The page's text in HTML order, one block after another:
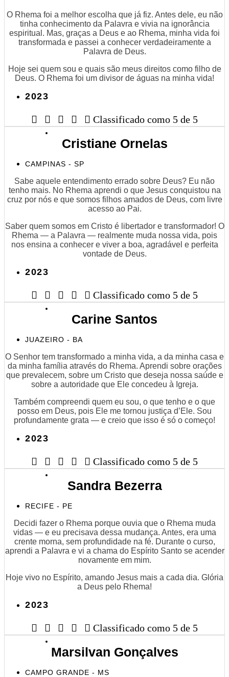
O Rhema foi a melhor escolha que já fiz. Antes dele, eu não
tinha conhecimento da Palavra e vivia na ignorância
espiritual. Mas, graças a Deus e ao Rhema, minha vida foi
transformada e passei a conhecer verdadeiramente a
Palavra de Deus.
Hoje sei quem sou e quais são meus direitos como filho de
Deus. O Rhema foi um divisor de águas na minha vida!
2023
     Classificado como 5 de 5
Cristiane Ornelas
CAMPINAS - SP
Sabe aquele entendimento errado sobre Deus? Eu não
tenho mais. No Rhema aprendi o que Jesus conquistou na
cruz por nós e que somos filhos amados de Deus, com livre
acesso ao Pai.
Saber quem somos em Cristo é libertador e transformador! O
Rhema — a Palavra — realmente muda nossa vida, pois
nos ensina a conhecer e viver a boa, agradável e perfeita
vontade de Deus.
2023
     Classificado como 5 de 5
Carine Santos
JUAZEIRO - BA
O Senhor tem transformado a minha vida, a da minha casa e
da minha família através do Rhema. Aprendi sobre orações
que prevalecem, sobre um Cristo que deseja nossa saúde e
sobre a autoridade que Ele concedeu à Igreja.
Também compreendi quem eu sou, o que tenho e o que
posso em Deus, pois Ele me tornou justiça d’Ele. Sou
profundamente grata — e creio que isso é só o começo!
2023
     Classificado como 5 de 5
Sandra Bezerra
RECIFE - PE
Decidi fazer o Rhema porque ouvia que o Rhema muda
vidas — e eu precisava dessa mudança. Antes, era uma
crente morna, sem profundidade na fé. Durante o curso,
aprendi a Palavra e vi a chama do Espírito Santo se acender
novamente em mim.
Hoje vivo no Espírito, amando Jesus mais a cada dia. Glória
a Deus pelo Rhema!
2023
     Classificado como 5 de 5
Marsilvan Gonçalves
CAMPO GRANDE - MS